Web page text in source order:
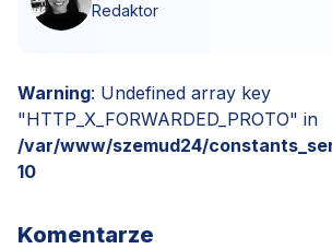
Redaktor
Warning: Undefined array key
"HTTP_X_FORWARDED_PROTO" in
/var/www/szemud24/
10
Komentarze